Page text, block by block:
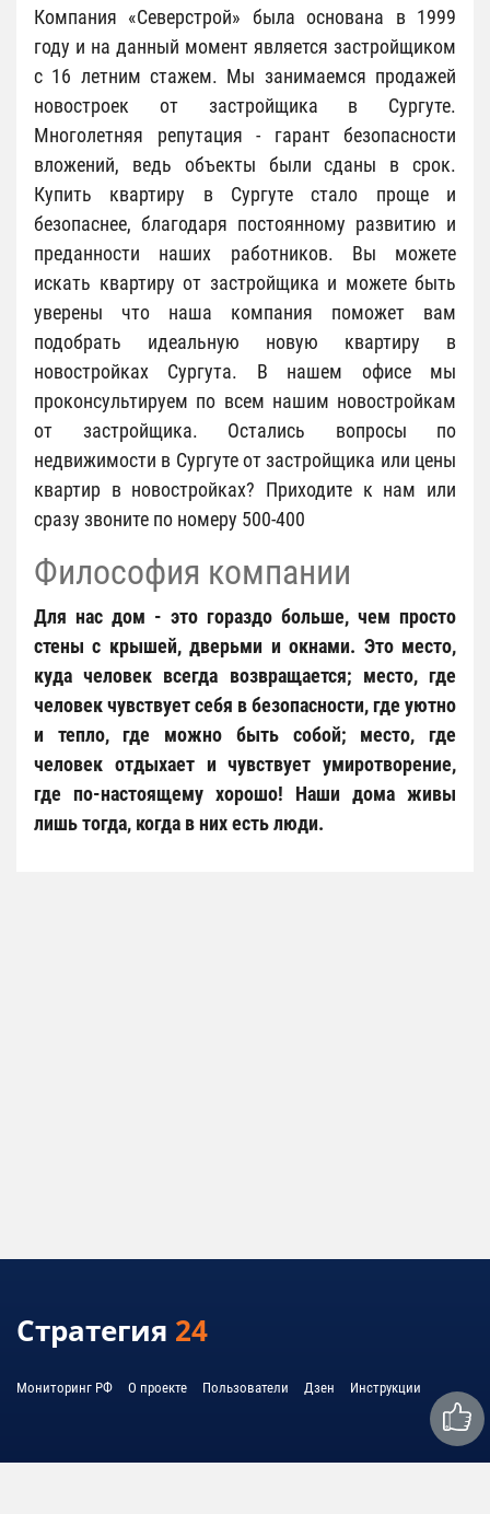
Компания «Северстрой» была основана в 1999
году и на данный момент является застройщиком
с 16 летним стажем. Мы занимаемся продажей
новостроек от застройщика в Сургуте.
Многолетняя репутация - гарант безопасности
вложений, ведь объекты были сданы в срок.
Купить квартиру в Сургуте стало проще и
безопаснее, благодаря постоянному развитию и
преданности наших работников. Вы можете
искать квартиру от застройщика и можете быть
уверены что наша компания поможет вам
подобрать идеальную новую квартиру в
новостройках Сургута. В нашем офисе мы
проконсультируем по всем нашим новостройкам
от застройщика. Остались вопросы по
недвижимости в Сургуте от застройщика или цены
квартир в новостройках? Приходите к нам или
сразу звоните по номеру 500-400
Философия компании
Для нас дом - это гораздо больше, чем просто
стены с крышей, дверьми и окнами. Это место,
куда человек всегда возвращается; место, где
человек чувствует себя в безопасности, где уютно
и тепло, где можно быть собой; место, где
человек отдыхает и чувствует умиротворение,
где по-настоящему хорошо! Наши дома живы
лишь тогда, когда в них есть люди.
Стратегия 24
Мониторинг РФ О проекте Пользователи Дзен Инструкции